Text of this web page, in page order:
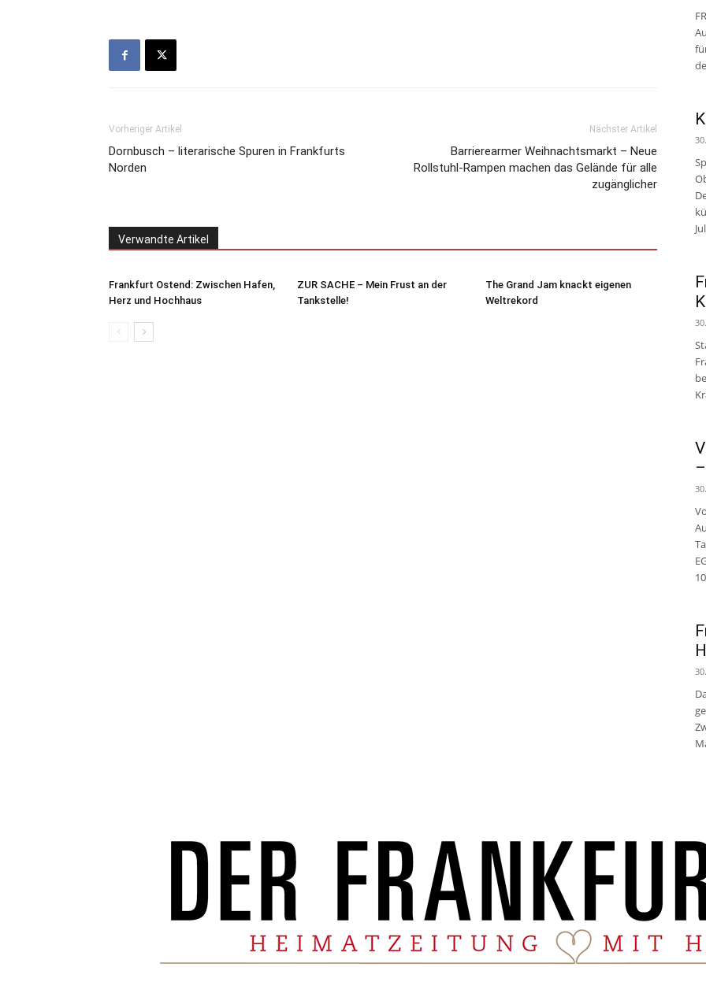
Vorheriger Artikel
Dornbusch – literarische Spuren in Frankfurts
Norden
Nächster Artikel
Barrierearmer Weihnachtsmarkt – Neue
Rollstuhl-Rampen machen das Gelände für alle
zugänglicher
Verwandte Artikel
Frankfurt Ostend: Zwischen Hafen,
Herz und Hochhaus
ZUR SACHE – Mein Frust an der
Tankstelle!
The Grand Jam knackt eigenen
Weltrekord